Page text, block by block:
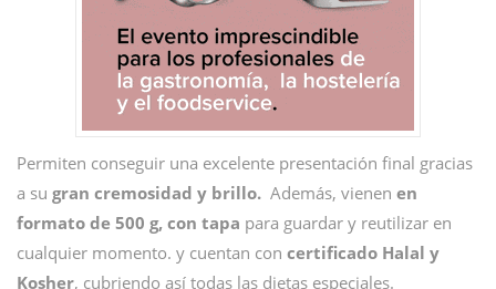
Permiten conseguir una excelente presentación final gracias
a su gran cremosidad y brillo. Además, vienen en
formato de 500 g, con tapa para guardar y reutilizar en
cualquier momento. y cuentan con certificado Halal y
Kosher, cubriendo así todas las dietas especiales.